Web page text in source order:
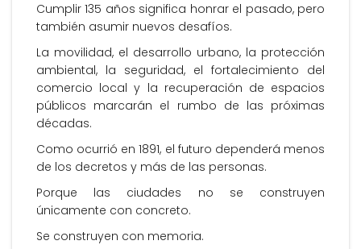
Cumplir 135 años significa honrar el pasado, pero
también asumir nuevos desafíos.
La movilidad, el desarrollo urbano, la protección
ambiental, la seguridad, el fortalecimiento del
comercio local y la recuperación de espacios
públicos marcarán el rumbo de las próximas
décadas.
Como ocurrió en 1891, el futuro dependerá menos
de los decretos y más de las personas.
Porque las ciudades no se construyen
únicamente con concreto.
Se construyen con memoria.